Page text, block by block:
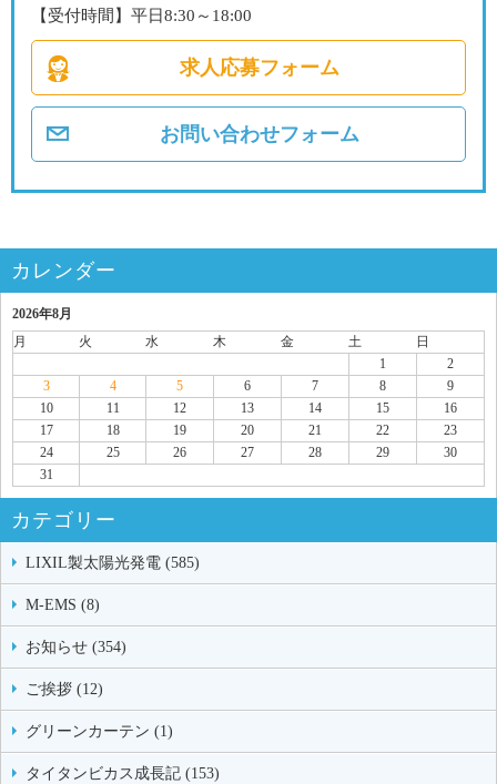
【受付時間】平日8:30～18:00
求人応募フォーム
お問い合わせフォーム
カレンダー
2026年8月
月
火 水 木 金 土
日
1
2
3
4 5 6 7 8
9
10
11 12 13 14 15
16
17
18 19 20 21 22
23
24
25 26 27 28 29
30
31
カテゴリー
LIXIL製太陽光発電 (585)
M-EMS (8)
お知らせ (354)
ご挨拶 (12)
グリーンカーテン (1)
タイタンビカス成長記 (153)